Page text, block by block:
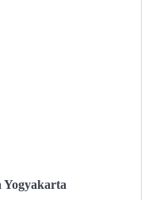
Yogyakarta